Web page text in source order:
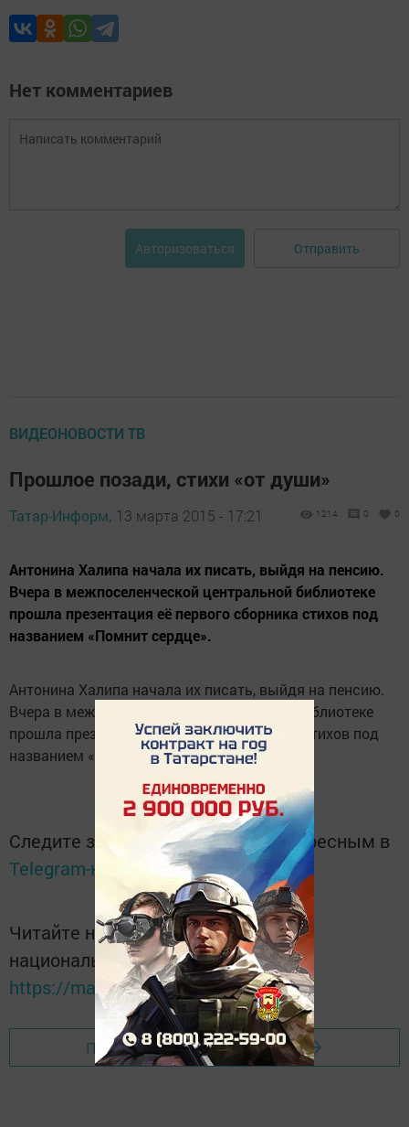
Нет комментариев
Авторизоваться Отправить
ВИДЕОНОВОСТИ ТВ
Прошлое позади, стихи «от души»
Татар-Информ, 13 марта 2015 - 17:21 1214 0 0
Антонина Халипа начала их писать, выйдя на пенсию.
Вчера в межпоселенческой центральной библиотеке
прошла презентация её первого сборника стихов под
названием «Помнит сердце».
Антонина Халипа начала их писать, выйдя на пенсию.
Вчера в межпоселенческой центральной библиотеке
прошла презентация её первого сборника стихов под
названием «Помнит сердце».
Следите за самым важным и интересным в
Telegram-канале
Татмедиа
Читайте новости Татарстана в
национальном мессенджере MАХ:
https://max.ru/tatmedia
Перейти на страницу новости